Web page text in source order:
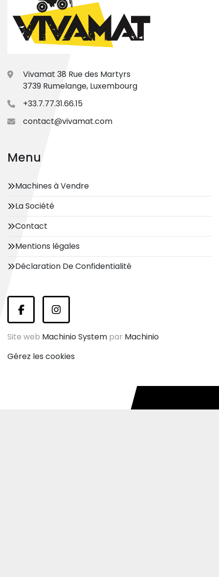
Vivamat 38 Rue des Martyrs
3739 Rumelange, Luxembourg
+33.7.77.31.66.15
contact@vivamat.com
Menu
Machines à Vendre
La Société
Contact
Mentions légales
Déclaration De Confidentialité
facebookinstagram
Site web Machinio System par Machinio
Gérez les cookies